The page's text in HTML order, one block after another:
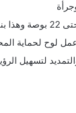
لوح لحماية
لتسهيل